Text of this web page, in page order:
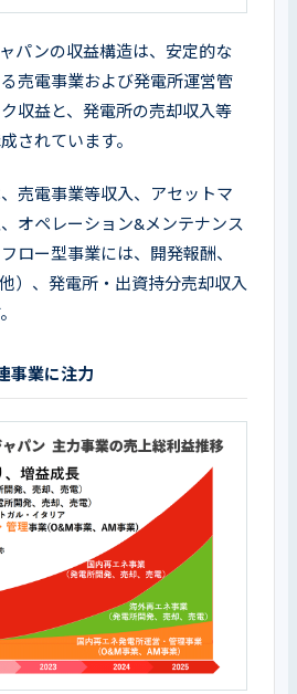
パンの収益構造は、安定的な
売電事業および発電所運営管
収益と、発電所の売却収入等
されています。
売電事業等収入、アセットマ
オペレーション&メンテナンス
ロー型事業には、開発報酬、
）、発電所・出資持分売却収入
事業に注力